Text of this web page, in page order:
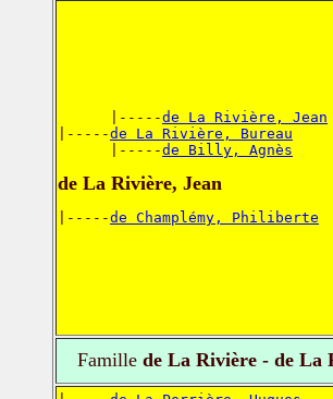
      |-----
de La Rivière, Jean
|-----de La Rivière, Bureau
      |-----
de Billy, Agnès
de La Rivière, Jean
|-----de Champlémy, Philiberte
Famillede La Rivière - de La